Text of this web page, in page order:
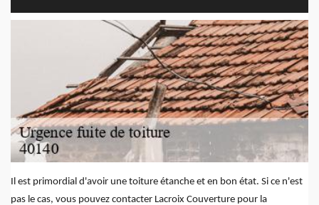
Il est primordial d'avoir une toiture étanche et en bon état. Si ce n'est
pas le cas, vous pouvez contacter Lacroix Couverture pour la